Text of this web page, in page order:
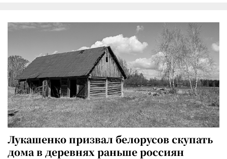
Лукашенко призвал белорусов скупать
дома в деревнях раньше россиян